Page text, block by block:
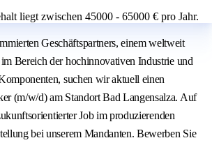
liegt zwischen 45000 - 65000 € pro Jahr.
Geschäftspartners, einem weltweit
Bereich der hochinnovativen Industrie und
suchen wir aktuell einen
(m/w/d) am Standort Bad Langensalza. Auf
Job im produzierenden
bei unserem Mandanten. Bewerben Sie